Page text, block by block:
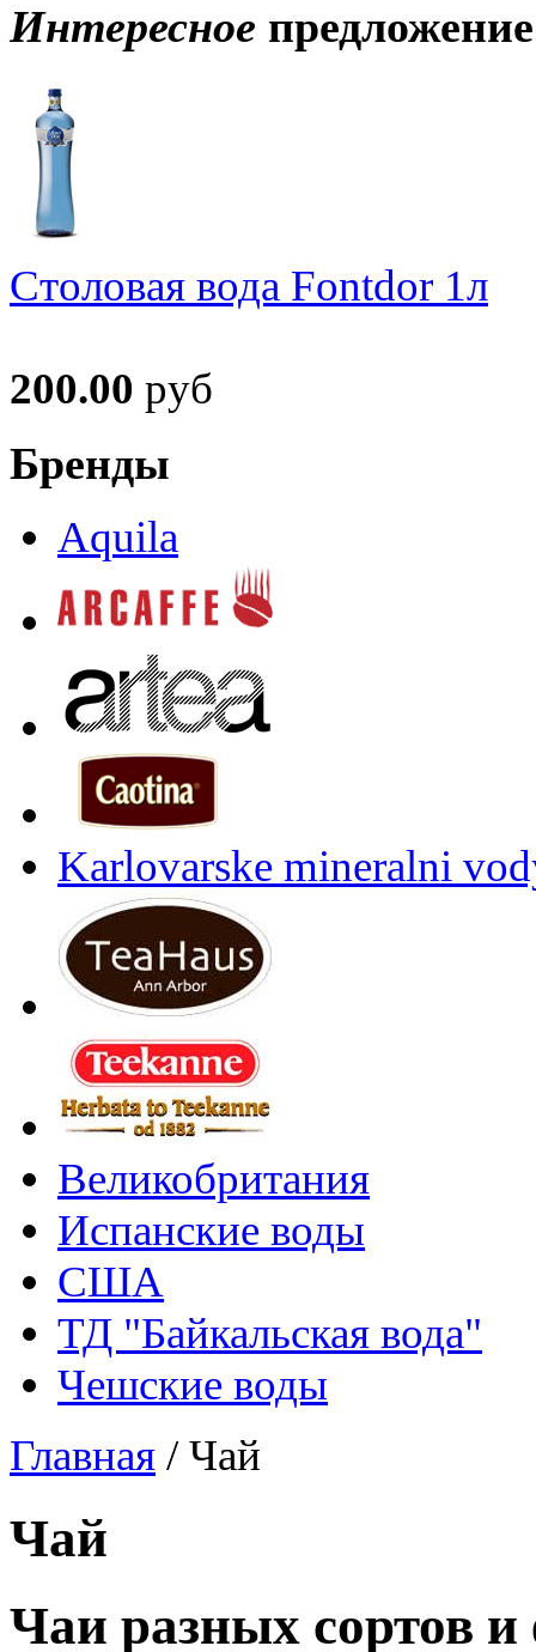
Интересное предложение
Столовая вода Fontdor 1л
200.00 руб
Бренды
Aquila
Karlovarske mineralni
Великобритания
Испанские воды
США
ТД "Байкальская вода"
Чешские воды
Главная /Чай
Чай
Чаи разных сортов и